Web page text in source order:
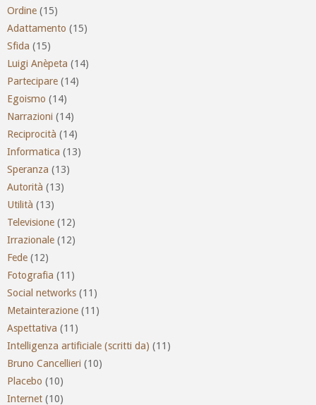
Ordine (15)
Adattamento (15)
Sfida (15)
Luigi Anèpeta (14)
Partecipare (14)
Egoismo (14)
Narrazioni (14)
Reciprocità (14)
Informatica (13)
Speranza (13)
Autorità (13)
Utilità (13)
Televisione (12)
Irrazionale (12)
Fede (12)
Fotografia (11)
Social networks (11)
Metainterazione (11)
Aspettativa (11)
Intelligenza artificiale (scritti da) (11)
Bruno Cancellieri (10)
Placebo (10)
Internet (10)